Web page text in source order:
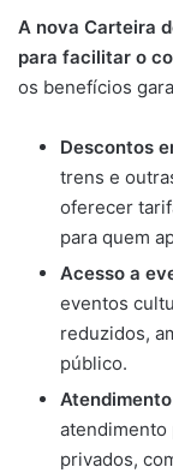
A nova Carteira
para facilitar o
os benefícios
Descontos
trens e
oferecer
para quem
Acesso a
eventos
reduzidos,
público.
atendimento
privados,